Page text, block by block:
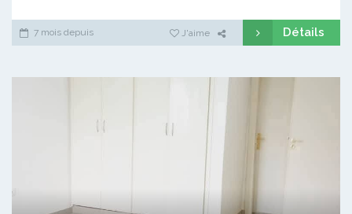
7 mois depuis J'aime Détails